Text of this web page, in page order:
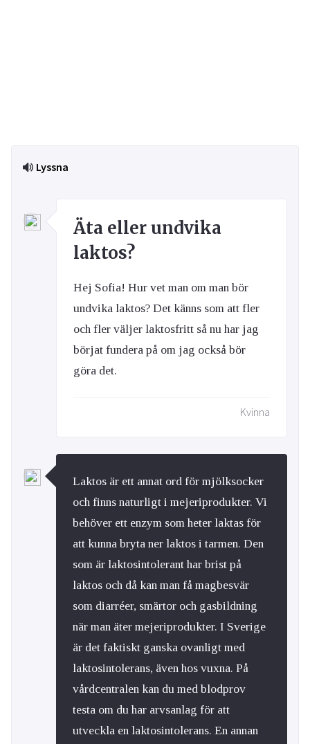
Lyssna
Äta eller undvika
laktos?
Hej Sofia! Hur vet man om man bör
undvika laktos? Det känns som att fler
och fler väljer laktosfritt så nu har jag
börjat fundera på om jag också bör
göra det.
Kvinna
Laktos är ett annat ord för mjölksocker
och finns naturligt i mejeriprodukter. Vi
behöver ett enzym som heter laktas för
att kunna bryta ner laktos i tarmen. Den
som är laktosintolerant har brist på
laktos och då kan man få magbesvär
som diarréer, smärtor och gasbildning
när man äter mejeriprodukter. I Sverige
är det faktiskt ganska ovanligt med
laktosintolerans, även hos vuxna. På
vårdcentralen kan du med blodprov
testa om du har arvsanlag för att
utveckla en laktosintolerans. En annan